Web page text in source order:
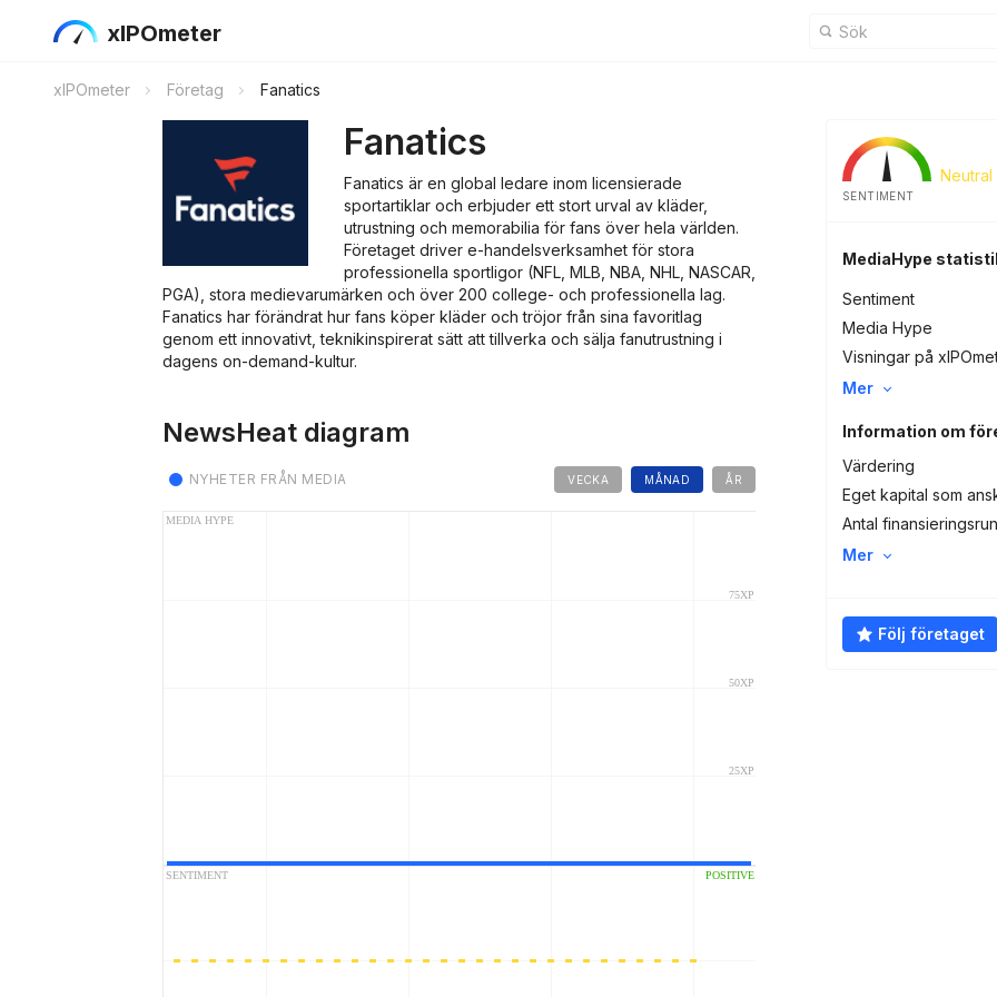
xIPOmeter
xIPOmeter Företag Fanatics
Fanatics
Fanatics är en global ledare inom licensierade
sportartiklar och erbjuder ett stort urval av kläder,
utrustning och memorabilia för fans över hela världen.
Företaget driver e-handelsverksamhet för stora
professionella sportligor (NFL, MLB, NBA, NHL, NASCAR,
PGA), stora medievarumärken och över 200 college- och professionella lag.
Fanatics har förändrat hur fans köper kläder och tröjor från sina favoritlag
genom ett innovativt, teknikinspirerat sätt att tillverka och sälja fanutrustning i
dagens on-demand-kultur.
Neutral
SENTIMENT
MediaHype
Sentiment
Media Hype
Visningar på
Mer
Information om
Värdering
Eget kapital som
Antal
Mer
Följ företaget
NewsHeat diagram
VECKA MÅNAD ÅR
NYHETER FRÅN MEDIA